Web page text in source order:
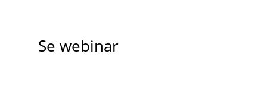
Se webinar